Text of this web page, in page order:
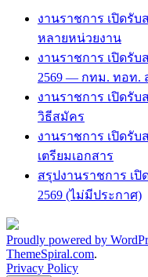
งานราชการ เปิดรับ
หลายหน่วยงาน
งานราชการ เปิดรับ
2569 — กทม. ทอท.
งานราชการ เปิดรั
วิธีสมัคร
งานราชการ เปิดรับ
เตรียมเอกสาร
สรุปงานราชการ เ
2569 (ไม่มีประกาศ)
Proudly powered by
ThemeSpiral.com.
Privacy Policy